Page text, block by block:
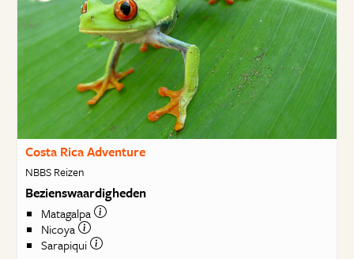
Costa Rica Adventure
NBBS Reizen
Bezienswaardigheden
Matagalpa
Nicoya
Sarapiqui